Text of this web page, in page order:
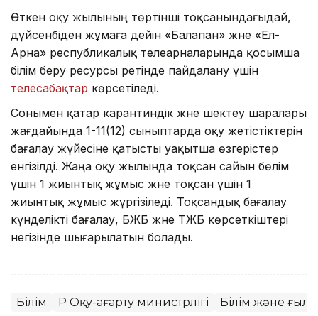
Өткен оқу жылының төртінші тоқсанындағыдай,
дүйсенбіден жұмаға дейін «Балапан» және «Ел-
Арна» республикалық телеарналарында қосымша
білім беру ресурсы ретінде пайдалану үшін
телесабақтар көрсетіледі.
Сонымен қатар карантиндік және шектеу шаралары
жағдайында 1-11(12) сыныптарда оқу жетістіктерін
бағалау жүйесіне қатысты уақытша өзгерістер
енгізілді. Жаңа оқу жылында тоқсан сайын бөлім
үшін 1 жиынтық жұмыс және тоқсан үшін 1
жиынтық жұмыс жүргізіледі. Тоқсандық бағалау
күнделікті бағалау, БЖБ және ТЖБ көрсеткіштері
негізінде шығарылатын болады.
Білім ҚР Оқу-ағарту министрлігі Білім және